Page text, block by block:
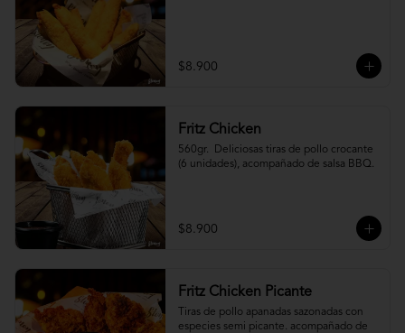
$8.900
Fritz Chicken
560gr.  Deliciosas tiras de pollo crocante
(6 unidades), acompañado de salsa BBQ.
$8.900
Fritz Chicken Picante
Tiras de pollo apanadas sazonadas con
especies semi picante. acompañado de